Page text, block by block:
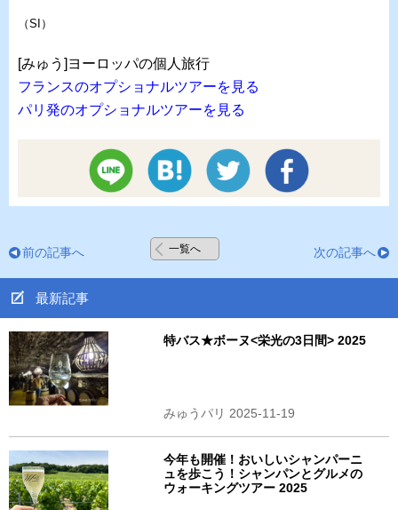
（SI）
[みゅう]ヨーロッパの個人旅行
フランスのオプショナルツアーを見る
パリ発のオプショナルツアーを見る
前の記事へ 一覧へ 次の記事へ
最新記事
特バス★ボーヌ<栄光の3日間> 2025
みゅうパリ 2025-11-19
今年も開催！おいしいシャンパーニ
ュを歩こう！シャンパンとグルメの
ウォーキングツアー 2025